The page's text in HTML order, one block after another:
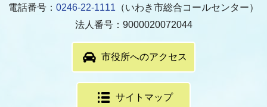
電話番号： 0246-22-1111 （いわき市総合コールセンター）
法人番号：9000020072044
市役所へのアクセス
サイトマップ